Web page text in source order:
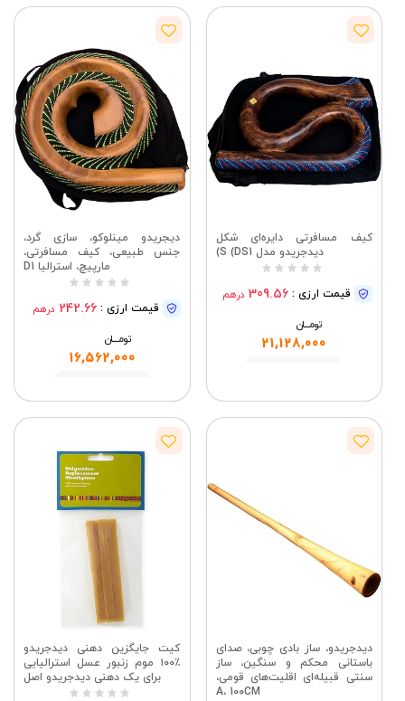
کیف مسافرتی دایره‌ای شکل
دیدجریدو مدل S (DS1)
قیمت ارزی : 309.56 درهم
تومــــــان
21,128,000
دیجریدو مینلوکو، سازی گرد،
جنس طبیعی، کیف مسافرتی،
مارپیچ، استرالیا D1
قیمت ارزی : 242.66 درهم
تومــــــان
16,562,000
دیدجریدو، ساز بادی چوبی، صدای
باستانی محکم و سنگین، ساز
سنتی قبیله‌ای اقلیت‌های قومی،
A، 100CM
کیت جایگزین دهنی دیدجریدو
۱۰۰٪ موم زنبور عسل استرالیایی
برای یک دهنی دیدجریدو اصل